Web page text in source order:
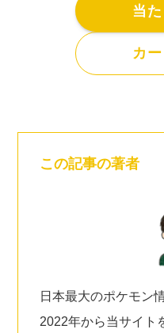
当
カ
この記事の著者
日本最大のポケモン
2022年から当サイト